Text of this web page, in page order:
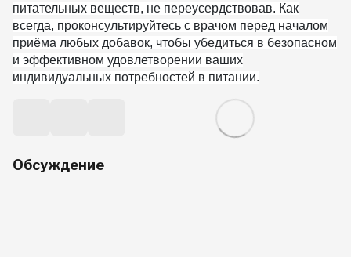
питательных веществ, не переусердствовав. Как
всегда, проконсультируйтесь с врачом перед началом
приёма любых добавок, чтобы убедиться в безопасном
и эффективном удовлетворении ваших
индивидуальных потребностей в питании.
Обсуждение